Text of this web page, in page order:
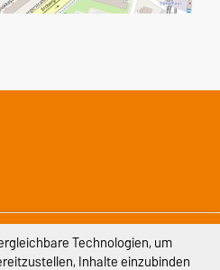
Technologien, um
Inhalte einzubinden